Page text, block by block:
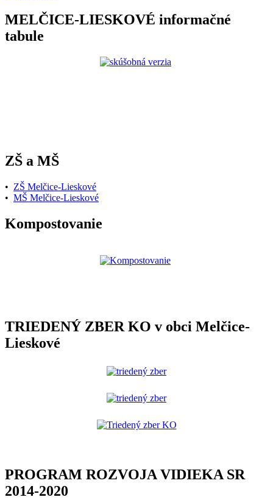
MELČICE-LIESKOVÉ informačné
tabule
ZŠ a MŠ
• ZŠ Melčice-Lieskové
• MŠ Melčice-Lieskové
Kompostovanie
TRIEDENÝ ZBER KO v obci Melčice-
Lieskové
PROGRAM ROZVOJA VIDIEKA SR
2014-2020